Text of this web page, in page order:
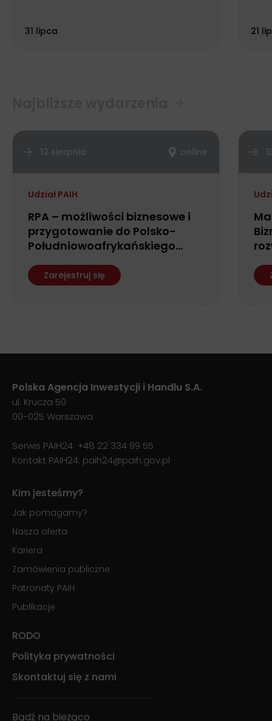
31 lipca 21
12 sierpnia online
Udział PAIH
RPA – możliwości biznesowe i
przygotowanie do Polsko-
Południowoafrykańskiego
Zarejestruj się
Polska Agencja Inwestycji i Handlu S.A.
ul. Krucza 50
00-025 Warszawa
Serwis PAIH24: +48 22 334 99 55
Kontakt PAIH24: paih24@paih.gov.pl
Kim jesteśmy?
Jak pomagamy?
Nasza oferta
Kariera
Zamówienia publiczne
Patronaty PAIH
Publikacje
RODO
Polityka prywatności
Skontaktuj się z nami
Bądź na bieżąco